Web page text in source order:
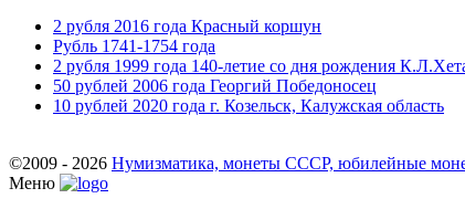
2 рубля 2016 года Красный коршун
Рубль 1741-1754 года
2 рубля 1999 года 140-летие со дня рождения
50 рублей 2006 года Георгий Победоносец
10 рублей 2020 года г. Козельск, Калужская область
©2009 - 2026 Нумизматика, монеты СССР, юбилейные
Меню